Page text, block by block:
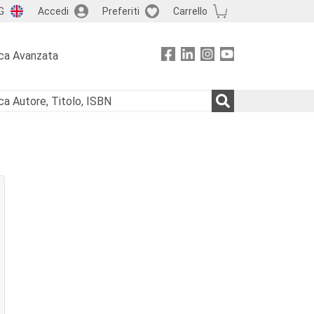
Accedi Preferiti Carrello
Avanzata